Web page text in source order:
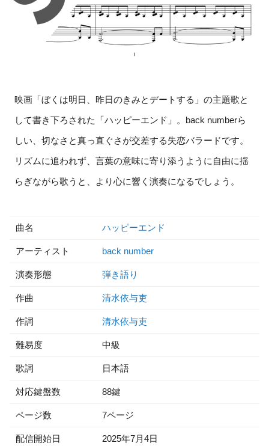
映画「ぼくは明日、昨日のきみとデートする」の主題歌と
して書き下ろされた「ハッピーエンド」。back numberら
しい、切なさと真っ直ぐさが交差する失恋バラードです。
リズムに追われず、言葉の意味に寄り添うように自由に揺
らぎながら歌うと、より心に響く演奏になるでしょう。
曲名 ハッピーエンド
アーティスト back number
演奏形態 弾き語り
作曲 清水依与吏
作詞 清水依与吏
難易度 中級
歌詞 日本語
対応鍵盤数 88鍵
ページ数 7ページ
配信開始日 2025年7月4日